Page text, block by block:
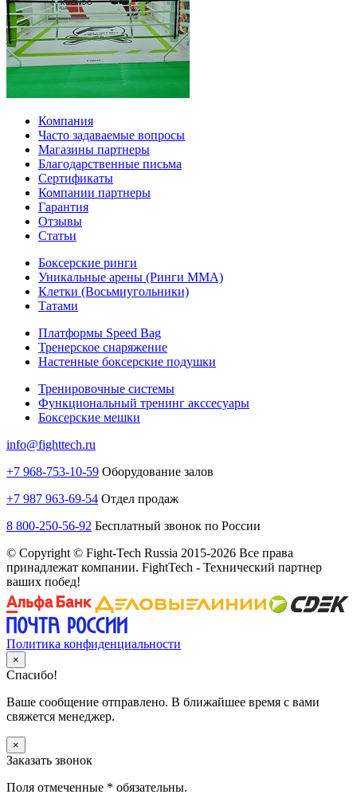
Компания
Часто задаваемые вопросы
Магазины партнеры
Благодарственные письма
Сертификаты
Компании партнеры
Гарантия
Отзывы
Статьи
Боксерские ринги
Уникальные арены (Ринги ММА)
Клетки (Восьмиугольники)
Татами
Платформы Speed Bag
Тренерское снаряжение
Настенные боксерские подушки
Тренировочные системы
Функциональный тренинг акссесуары
Боксерские мешки
info@fighttech.ru
+7 968-753-10-59 Оборудование залов
+7 987 963-69-54 Отдел продаж
8 800-250-56-92 Бесплатный звонок по России
© Copyright © Fight-Tech Russia 2015-2026 Все права
принадлежат компании. FightTech - Технический партнер
ваших побед!
Политика конфиденциальности
×
Спасибо!
Ваше сообщение отправлено. В ближайшее время с вами
свяжется менеджер.
×
Заказать звонок
Поля отмеченные * обязательны.